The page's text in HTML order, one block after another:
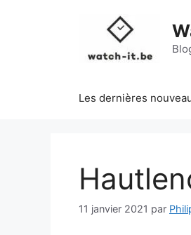
Les dernières
11 janvier 2021 par